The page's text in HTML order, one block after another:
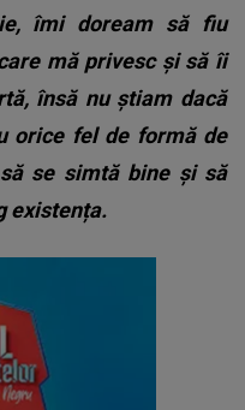
îmi doream să fiu
mă privesc și să îi
însă nu știam dacă
orice fel de formă de
se simtă bine și să
existența.